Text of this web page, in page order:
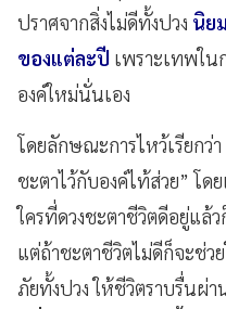
ปราศจากสิ่งไม่ดีทั้งปวง นิย
ของแต่ละปี เพราะเทพใน
องค์ใหม่นั่นเอง
โดยลักษณะการไหว้เรียกว่
ชะตาไว้กับองค์ไท้ส่วย” โด
ใครที่ดวงชะตาชีวิตดีอยู่แล้
แต่ถ้าชะตาชีวิตไม่ดีก็จะช่
ภัยทั้งปวง ให้ชีวิตราบรื่นผ่